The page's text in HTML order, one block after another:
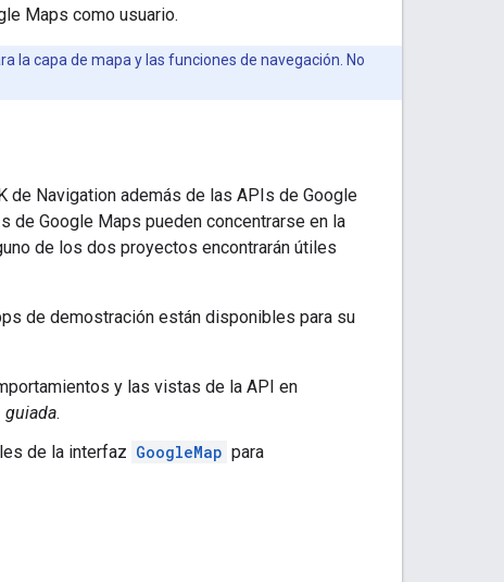
Maps como usuario.
la capa de mapa y las funciones de navegación. No
de Navigation además de las APIs de Google
de Google Maps pueden concentrarse en la
de los dos proyectos encontrarán útiles
de demostración están disponibles para su
y las vistas de la API en
guiada.
de la interfaz GoogleMap para